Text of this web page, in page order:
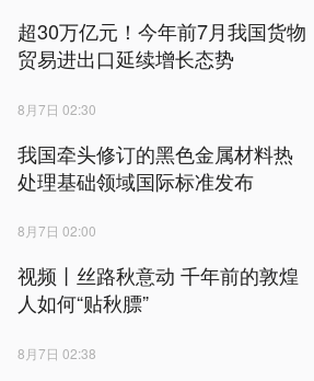
超30万亿元！今年前7月我国货物
贸易进出口延续增长态势
8月7日 02:30
我国牵头修订的黑色金属材料热
处理基础领域国际标准发布
8月7日 02:00
视频丨丝路秋意动 千年前的敦煌
人如何“贴秋膘”
8月7日 02:38